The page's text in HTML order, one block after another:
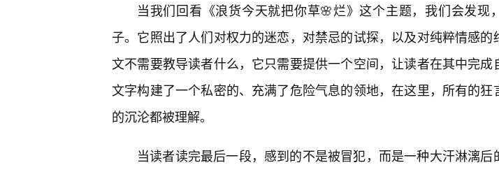
当我们回看《浪货今天就把你草🌸烂》这个主题，我们会发现
子。它照出了人们对权力的迷恋，对禁忌的试探，以及对纯粹情感的
文不需要教导读者什么，它只需要提供一个空间，让读者在其中完成
文字构建了一个私密的、充满了危险气息的领地，在这里，所有的狂
的沉沦都被理解。
当读者读完最后一段，感到的不是被冒犯，而是一种大汗淋漓后